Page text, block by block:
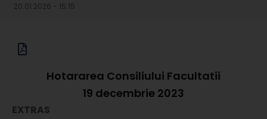
20.01.2026 - 15:15
Hotararea Consiliului Facultatii
19 decembrie 2023
EXTRAS